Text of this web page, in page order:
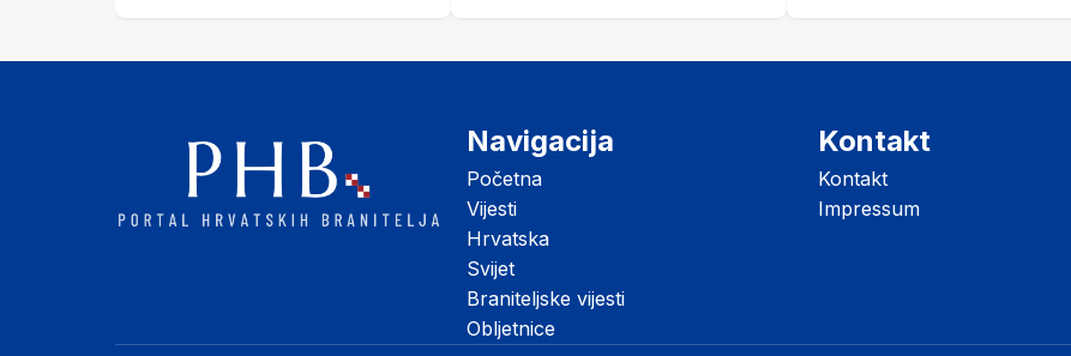
Navigacija
Početna
Vijesti
Hrvatska
Svijet
Braniteljske vijesti
Obljetnice
Kontakt
Kontakt
Impressum